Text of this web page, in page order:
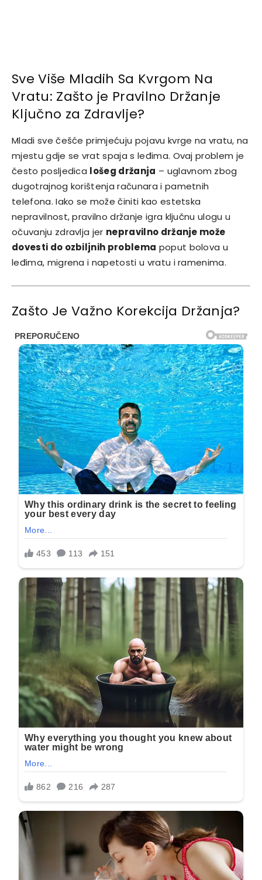
Sve Više Mladih Sa Kvrgom Na
Vratu: Zašto je Pravilno Držanje
Ključno za Zdravlje?
Mladi sve češće primjećuju pojavu kvrge na vratu, na
mjestu gdje se vrat spaja s leđima. Ovaj problem je
često posljedica lošeg držanja – uglavnom zbog
dugotrajnog korištenja računara i pametnih
telefona. Iako se može činiti kao estetska
nepravilnost, pravilno držanje igra ključnu ulogu u
očuvanju zdravlja jer nepravilno držanje može
dovesti do ozbiljnih problema poput bolova u
leđima, migrena i napetosti u vratu i ramenima.
Zašto Je Važno Korekcija Držanja?